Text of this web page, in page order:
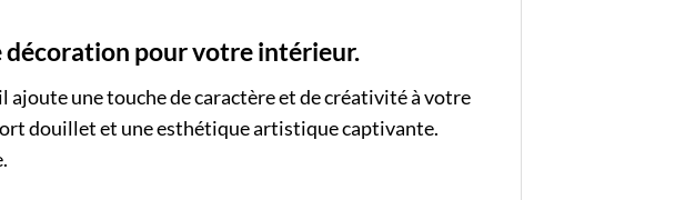
décoration pour votre intérieur.
une touche de caractère et de créativité à votre
douillet et une esthétique artistique captivante.